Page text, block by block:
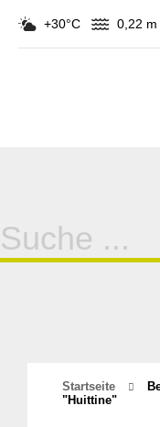
+30°C 0,22 m
Suche
für:
Startseite
"Huittine"